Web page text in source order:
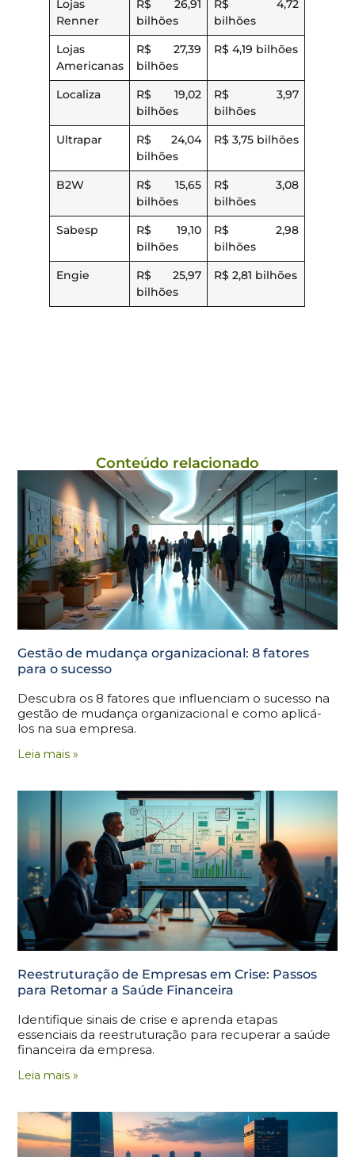
Lojas
Renner
R$ 26,91
bilhões
R$ 4,72
bilhões
Lojas
Americanas
R$ 27,39
bilhões
R$ 4,19 bilhões
Localiza
R$ 19,02
bilhões
R$ 3,97
bilhões
Ultrapar
R$ 24,04
bilhões
R$ 3,75 bilhões
B2W
R$ 15,65
bilhões
R$ 3,08
bilhões
Sabesp
R$ 19,10
bilhões
R$ 2,98
bilhões
Engie
R$ 25,97
bilhões
R$ 2,81 bilhões
Conteúdo relacionado
Gestão de mudança organizacional: 8 fatores
para o sucesso
Descubra os 8 fatores que influenciam o sucesso na
gestão de mudança organizacional e como aplicá-
los na sua empresa.
Leia mais »
Reestruturação de Empresas em Crise: Passos
para Retomar a Saúde Financeira
Identifique sinais de crise e aprenda etapas
essenciais da reestruturação para recuperar a saúde
financeira da empresa.
Leia mais »